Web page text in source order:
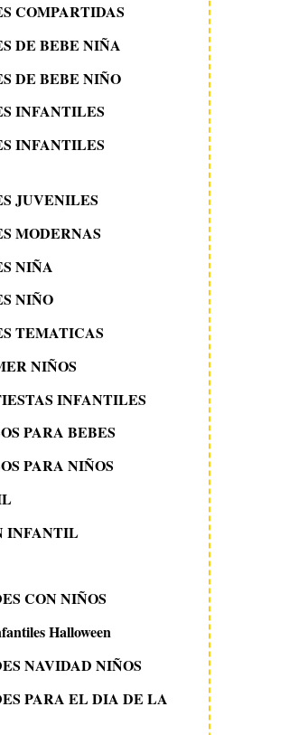
COMPARTIDAS
DE BEBE NIÑA
DE BEBE NIÑO
INFANTILES
INFANTILES
JUVENILES
MODERNAS
NIÑA
NIÑO
TEMATICAS
NIÑOS
INFANTILES
PARA BEBES
PARA NIÑOS
INFANTIL
CON NIÑOS
Halloween
NAVIDAD NIÑOS
PARA EL DIA DE LA